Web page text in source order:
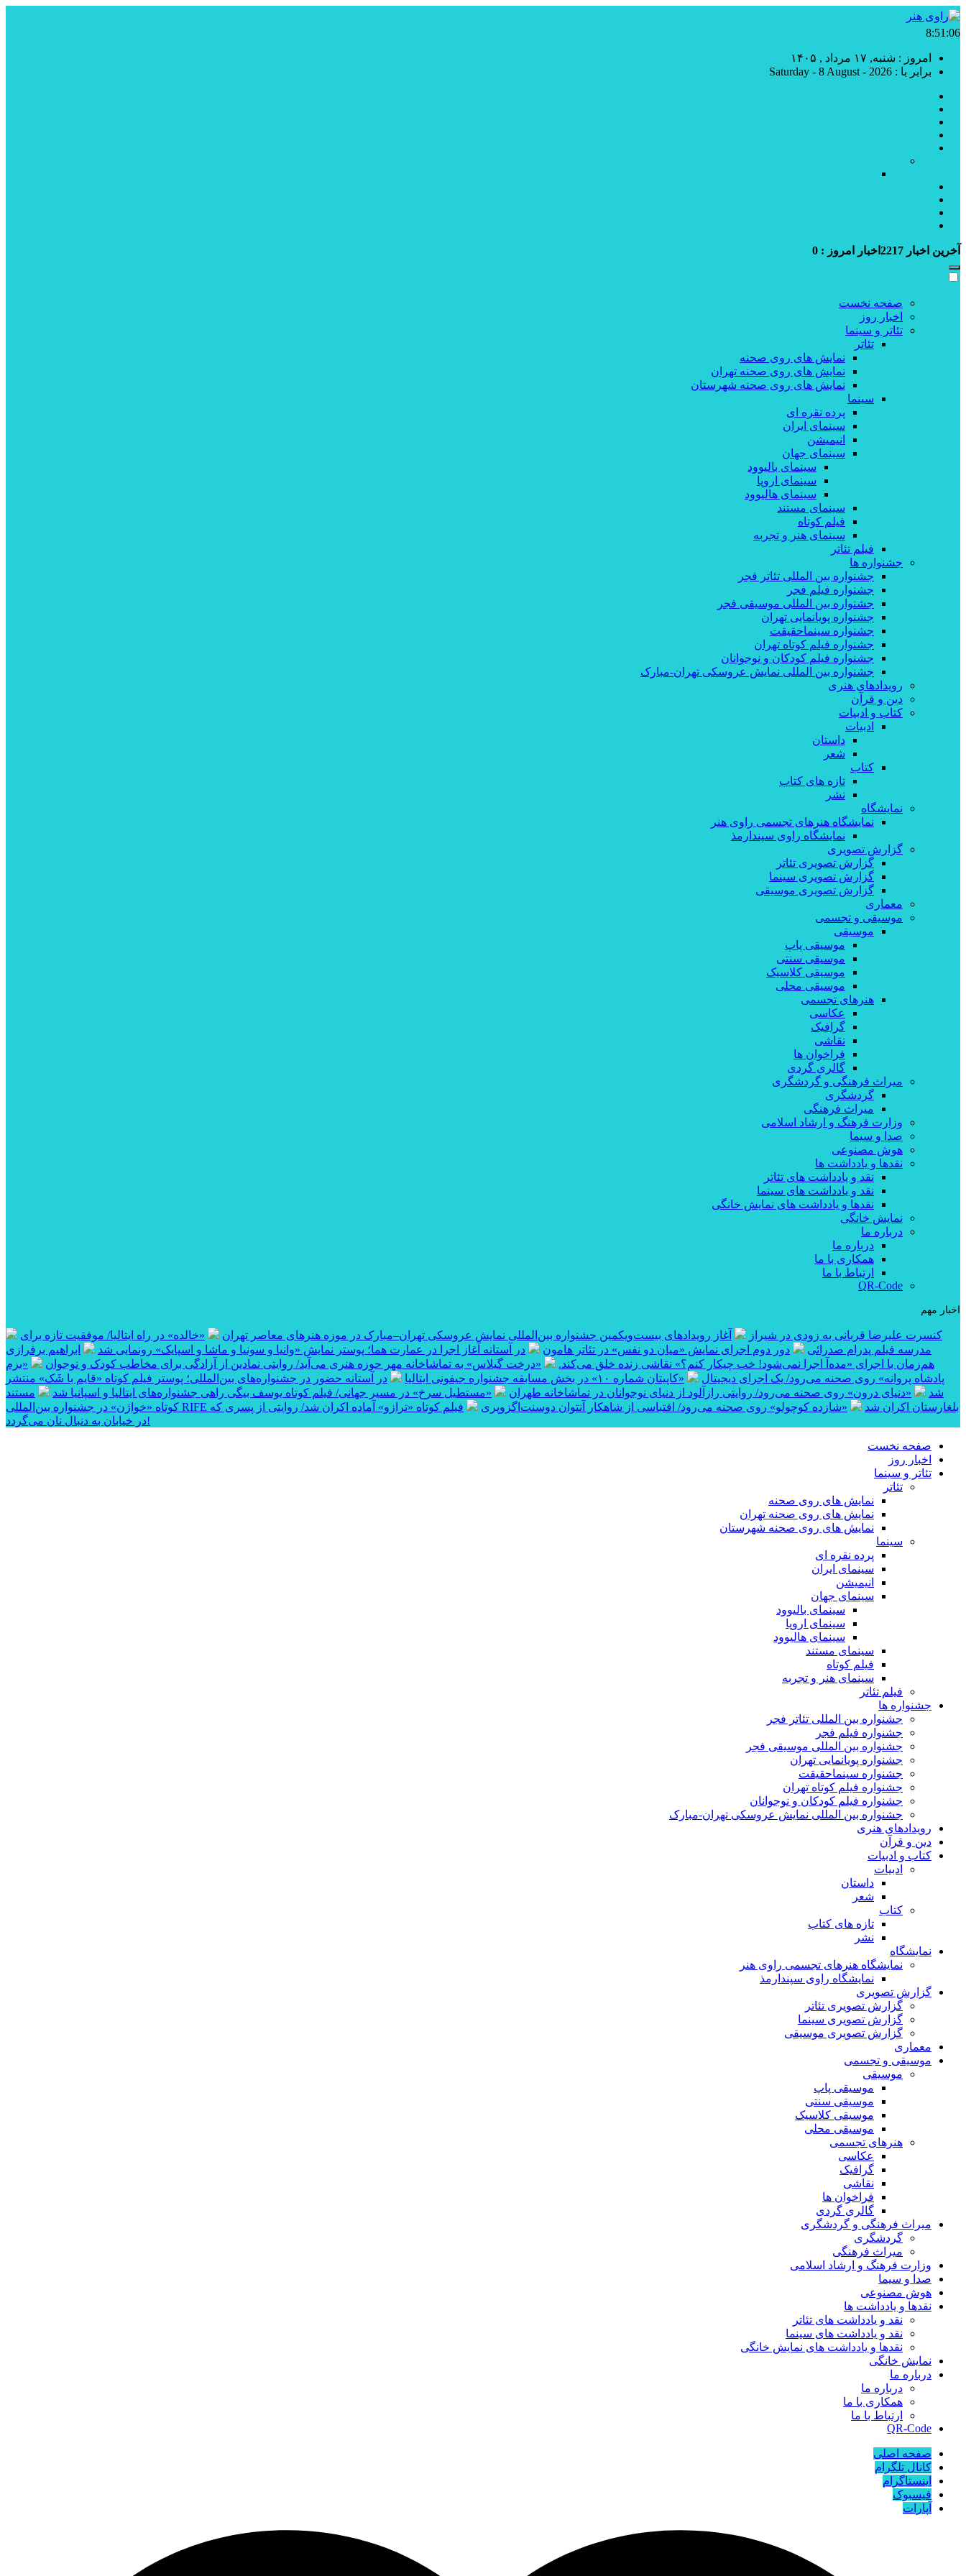
8:51:07
امروز : شنبه, ۱۷ مرداد , ۱۴۰۵
برابر با : Saturday - 8 August - 2026
آخرین اخبار اخبار امروز : 0
صفحه نخست
اخبار روز
تئاتر و سینما
تئاتر
نمایش های روی صحنه
نمایش های روی صحنه تهران
نمایش های روی صحنه شهرستان
سینما
پرده نقره ای
سینمای ایران
انیمیشن
سینمای جهان
سینمای بالیوود
سینمای اروپا
سینمای هالیوود
سینمای مستند
فیلم کوتاه
سینمای هنر و تجربه
فیلم تئاتر
جشنواره ها
جشنواره بین المللی تئاتر فجر
جشنواره فیلم فجر
جشنواره بین المللی موسیقی فجر
جشنواره پویانمایی تهران
جشنواره سینماحقیقت
جشنواره فیلم کوتاه تهران
جشنواره فیلم کودکان و نوجوانان
جشنواره بین المللی نمایش عروسکی تهران-مبارک
رویدادهای هنری
دین و قرآن
کتاب و ادبیات
ادبیات
داستان
شعر
کتاب
تازه های کتاب
نشر
نمایشگاه
نمایشگاه هنرهای تجسمی راوی هنر
نمایشگاه راوی سپندارمذ
گزارش تصویری
گزارش تصویری تئاتر
گزارش تصویری سینما
گزارش تصویری موسیقی
معماری
موسیقی و تجسمی
موسیقی
موسیقی پاپ
موسیقی سنتی
موسیقی کلاسیک
موسیقی محلی
هنرهای تجسمی
عکاسی
گرافیک
نقاشی
فراخوان ها
گالری گردی
میراث فرهنگی و گردشگری
گردشگری
میراث فرهنگی
وزارت فرهنگ و ارشاد اسلامی
صدا و سیما
هوش مصنوعی
نقدها و یادداشت ها
نقد و یادداشت های تئاتر
نقد و یادداشت های سینما
نقدها و یادداشت های نمایش خانگی
نمایش خانگی
درباره ما
درباره ما
همکاری با ما
ارتباط با ما
QR-Code
اخبار مهم
کنسرت علیرضا قربانی به زودی در شیراز آغاز رویدادهای بیست‌ویکمین جشنواره بین‌المللی نمایش عروسکی تهران–مبارک در موزه هنرهای معاصر تهران
«خالده» در راه ایتالیا/ موفقیت تازه برای
مدرسه فیلم پدرام صدرائی
دور دوم اجرای نمایش «میان دو نفس» در تئاتر هامون در آستانه آغاز اجرا در عمارت هما؛ پوستر نمایش «وانیا و سونیا و ماشا و اسپایک» رونمایی شد
ابراهیم برفرازی
هم‌زمان با اجرای «مده‌آ اجرا نمی‌شود! خب چیکار کنم؟» نقاشی زنده خلق می‌کند.
«درخت گیلاس» به تماشاخانه مهر حوزه هنری می‌آید/ روایتی نمادین از آزادگی برای مخاطب کودک و نوجوان
«بزم
پادشاه پروانه» روی صحنه می‌رود/ یک اجرای دیجیتال
«کاپیتان شماره ۱۰» در بخش مسابقه جشنواره جیفونی ایتالیا
در آستانه حضور در جشنواره‌های بین‌المللی؛ پوستر فیلم کوتاه «قایم با شَک» منتشر
شد
«دنیای درون» روی صحنه می‌رود/ روایتی رازآلود از دنیای نوجوانان در تماشاخانه طهران «مستطیل سرخ» در مسیر جهانی/ فیلم کوتاه یوسف بیگی راهی جشنواره‌های ایتالیا و اسپانیا شد
مستند
کوتاه «خواژن» در جشنواره بین‌المللی RIFE بلغارستان اکران شد
«شازده کوچولو» روی صحنه می‌رود/ اقتباسی از شاهکار آنتوان دوسنت‌اگزوپری
فیلم کوتاه «ترازو» آماده اکران شد/ روایتی از پسری که
در خیابان به دنبال نان می‌گردد!
صفحه نخست
اخبار روز
تئاتر و سینما
تئاتر
نمایش های روی صحنه
نمایش های روی صحنه تهران
نمایش های روی صحنه شهرستان
سینما
پرده نقره ای
سینمای ایران
انیمیشن
سینمای جهان
سینمای بالیوود
سینمای اروپا
سینمای هالیوود
سینمای مستند
فیلم کوتاه
سینمای هنر و تجربه
فیلم تئاتر
جشنواره ها
جشنواره بین المللی تئاتر فجر
جشنواره فیلم فجر
جشنواره بین المللی موسیقی فجر
جشنواره پویانمایی تهران
جشنواره سینماحقیقت
جشنواره فیلم کوتاه تهران
جشنواره فیلم کودکان و نوجوانان
جشنواره بین المللی نمایش عروسکی تهران-مبارک
رویدادهای هنری
دین و قرآن
کتاب و ادبیات
ادبیات
داستان
شعر
کتاب
تازه های کتاب
نشر
نمایشگاه
نمایشگاه هنرهای تجسمی راوی هنر
نمایشگاه راوی سپندارمذ
گزارش تصویری
گزارش تصویری تئاتر
گزارش تصویری سینما
گزارش تصویری موسیقی
معماری
موسیقی و تجسمی
موسیقی
موسیقی پاپ
موسیقی سنتی
موسیقی کلاسیک
موسیقی محلی
هنرهای تجسمی
عکاسی
گرافیک
نقاشی
فراخوان ها
گالری گردی
میراث فرهنگی و گردشگری
گردشگری
میراث فرهنگی
وزارت فرهنگ و ارشاد اسلامی
صدا و سیما
هوش مصنوعی
نقدها و یادداشت ها
نقد و یادداشت های تئاتر
نقد و یادداشت های سینما
نقدها و یادداشت های نمایش خانگی
نمایش خانگی
درباره ما
درباره ما
همکاری با ما
ارتباط با ما
QR-Code
صفحه اصلی
کانال تلگرام
اینستاگرام
فیسبوک
آپارات